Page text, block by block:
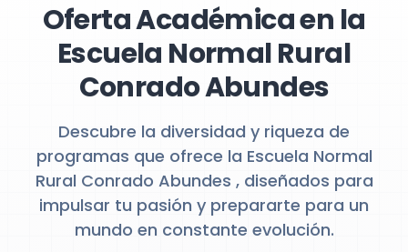
Oferta Académica en la
Escuela Normal Rural
Conrado Abundes
Descubre la diversidad y riqueza de
programas que ofrece la Escuela Normal
Rural Conrado Abundes , diseñados para
impulsar tu pasión y prepararte para un
mundo en constante evolución.